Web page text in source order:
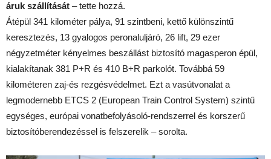
áruk szállítását – tette hozzá.
Átépül 341 kilométer pálya, 91 szintbeni, kettő különszintű
keresztezés, 13 gyalogos peronaluljáró, 26 lift, 29 ezer
négyzetméter kényelmes beszállást biztosító magasperon épül,
kialakítanak 381 P+R és 410 B+R parkolót. Továbbá 59
kilométeren zaj-és rezgésvédelmet. Ezt a vasútvonalat a
legmodernebb ETCS 2 (European Train Control System) szintű
egységes, európai vonatbefolyásoló-rendszerrel és korszerű
biztosítóberendezéssel is felszerelik – sorolta.